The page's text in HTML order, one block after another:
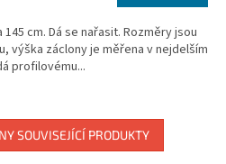
cm. Dá se nařasit. Rozměry jsou
výška záclony je měřena v nejdelším
profilovému...
SOUVISEJÍCÍ PRODUKTY